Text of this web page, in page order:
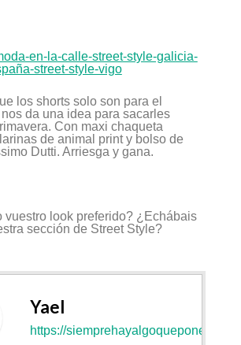
los shorts solo son para el
da una idea para sacarles
Con maxi chaqueta
de animal print y bolso de
Dutti. Arriesga y gana.
vuestro look preferido? ¿Echábais
sección de Street Style?
Yael
https://